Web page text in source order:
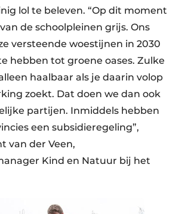
lol te beleven. “Op dit moment
de schoolpleinen grijs. Ons
versteende woestijnen in 2030
hebben tot groene oases. Zulke
haalbaar als je daarin volop
zoekt. Dat doen we dan ook
partijen. Inmiddels hebben
een subsidieregeling”,
van der Veen,
Kind en Natuur bij het